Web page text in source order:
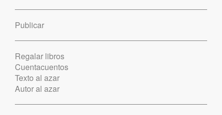
Publicar
Regalar libros
Cuentacuentos
Texto al azar
Autor al azar